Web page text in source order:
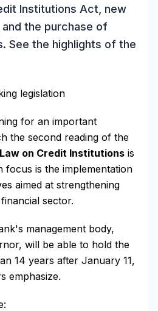
Institutions Act, new
the purchase of
See the highlights of the
legislation
for an important
the second reading of the
Law on Credit Institutions is
focus is the implementation
aimed at strengthening
sector.
management body,
will be able to hold the
14 years after January 11,
emphasize.